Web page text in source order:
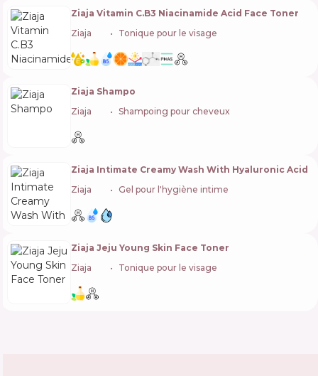
Ziaja Vitamin C.B3 Niacinamide Acid Face Toner
Ziaja
Tonique pour le visage
Ziaja Shampo
Ziaja
Shampoing pour cheveux
Ziaja Intimate Creamy Wash With Hyaluronic Acid
Ziaja
Gel pour l'hygiène intime
Ziaja Jeju Young Skin Face Toner
Ziaja
Tonique pour le visage